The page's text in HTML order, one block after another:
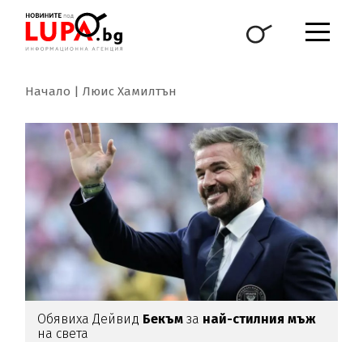
Начало Люис Хамилтън
Обявиха Дейвид Бекъмза най-стилния мъж
на света